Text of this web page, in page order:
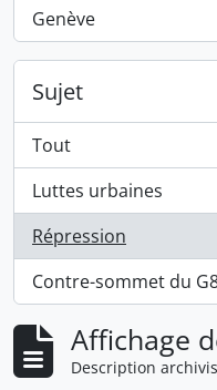
Genève
, 1 résultats
Sujet
Tout
Luttes urbaines
, 1 résultats
Répression
, 1 résultats
Contre-sommet du
, 1 résultats
Affichage
Description